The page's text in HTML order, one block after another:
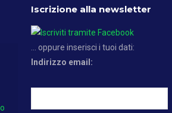
Iscrizione alla newsletter
... oppure inserisci i tuoi dati:
Indirizzo email: